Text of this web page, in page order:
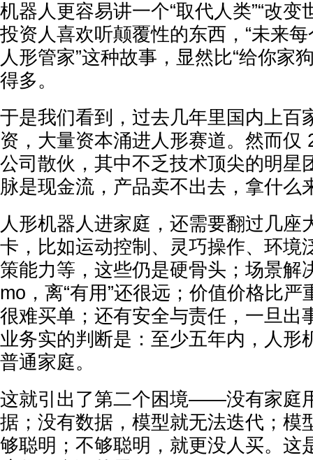
机器人更容易讲一个“取代人类”“改变
投资人喜欢听颠覆性的东西，“未来
人形管家”这种故事，显然比“给你家
得多。
于是我们看到，过去几年里国内上百
资，大量资本涌进人形赛道。然而仅
公司散伙，其中不乏技术顶尖的明星
脉是现金流，产品卖不出去，拿什么
人形机器人进家庭，还需要翻过几座
卡，比如运动控制、灵巧操作、环境
策能力等，这些仍是硬骨头；场景解
mo，离“有用”还很远；价值价格比严
很难买单；还有安全与责任，一旦出
业务实的判断是：至少五年内，人形
普通家庭。
这就引出了第二个困境——没有家庭
据；没有数据，模型就无法迭代；模
够聪明；不够聪明，就更没人买。这